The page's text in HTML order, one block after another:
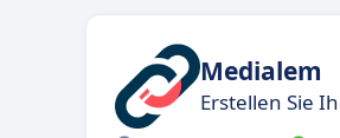
Medialem
Erstellen Sie